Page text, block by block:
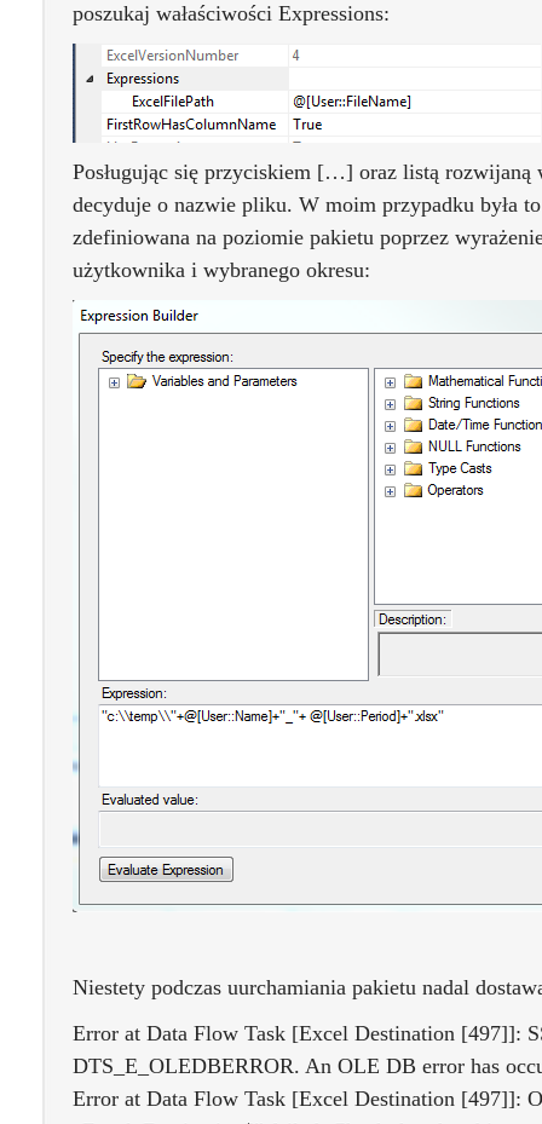
poszukaj wałaściwości Expressions:
Posługując się przyciskiem […] oraz listą rozwijaną
decyduje o nazwie pliku. W moim przypadku była
zdefiniowana na poziomie pakietu poprzez
użytkownika i wybranego okresu:
Niestety podczas uurchamiania pakietu nadal
Error at Data Flow Task [Excel Destination [497]]:
DTS_E_OLEDBERROR. An OLE DB error has
Error at Data Flow Task [Excel Destination [497]]: